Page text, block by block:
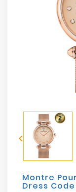
Electroménager
Sécurité
Mobilités

Montre
Dress Code